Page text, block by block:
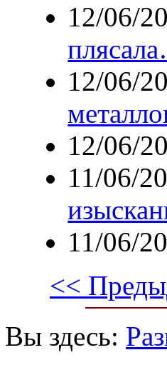
12/06/
12/06/
12/06/
11/06/
11/06/
<<
Вы здесь: